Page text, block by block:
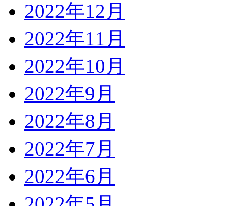
2022年12月
2022年11月
2022年10月
2022年9月
2022年8月
2022年7月
2022年6月